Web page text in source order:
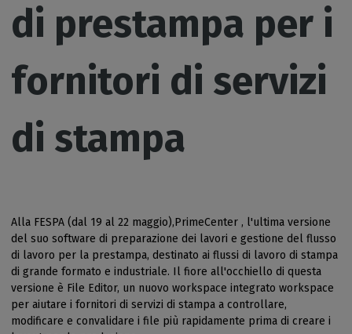
di prestampa per i
fornitori di servizi
di stampa
Alla FESPA (dal 19 al 22 maggio),PrimeCenter , l'ultima versione
del suo software di preparazione dei lavori e gestione del flusso
di lavoro per la prestampa, destinato ai flussi di lavoro di stampa
di grande formato e industriale. Il fiore all'occhiello di questa
versione è File Editor, un nuovo workspace integrato workspace
per aiutare i fornitori di servizi di stampa a controllare,
modificare e convalidare i file più rapidamente prima di creare i